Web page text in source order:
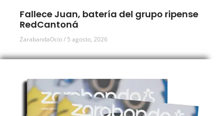
Fallece Juan, batería del grupo ripense
RedCantoná
ZarabandaOcio 5 agosto, 2026